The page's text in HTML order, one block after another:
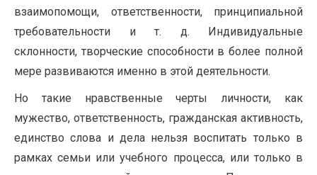
взаимопомощи, ответственности, принципиальной
требовательности и т. д. Индивидуальные
склонности, творческие способности в более полной
мере развиваются именно в этой деятельности.
Но такие нравственные черты личности, как
мужество, ответственность, гражданская активность,
единство слова и дела нельзя воспитать только в
рамках семьи или учебного процесса, или только в